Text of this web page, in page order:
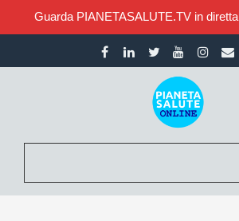
Guarda PIANETASALUTE.TV in diretta